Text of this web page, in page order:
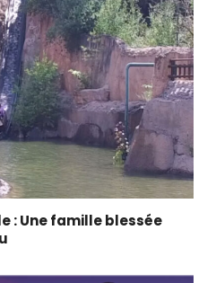
: Une famille blessée